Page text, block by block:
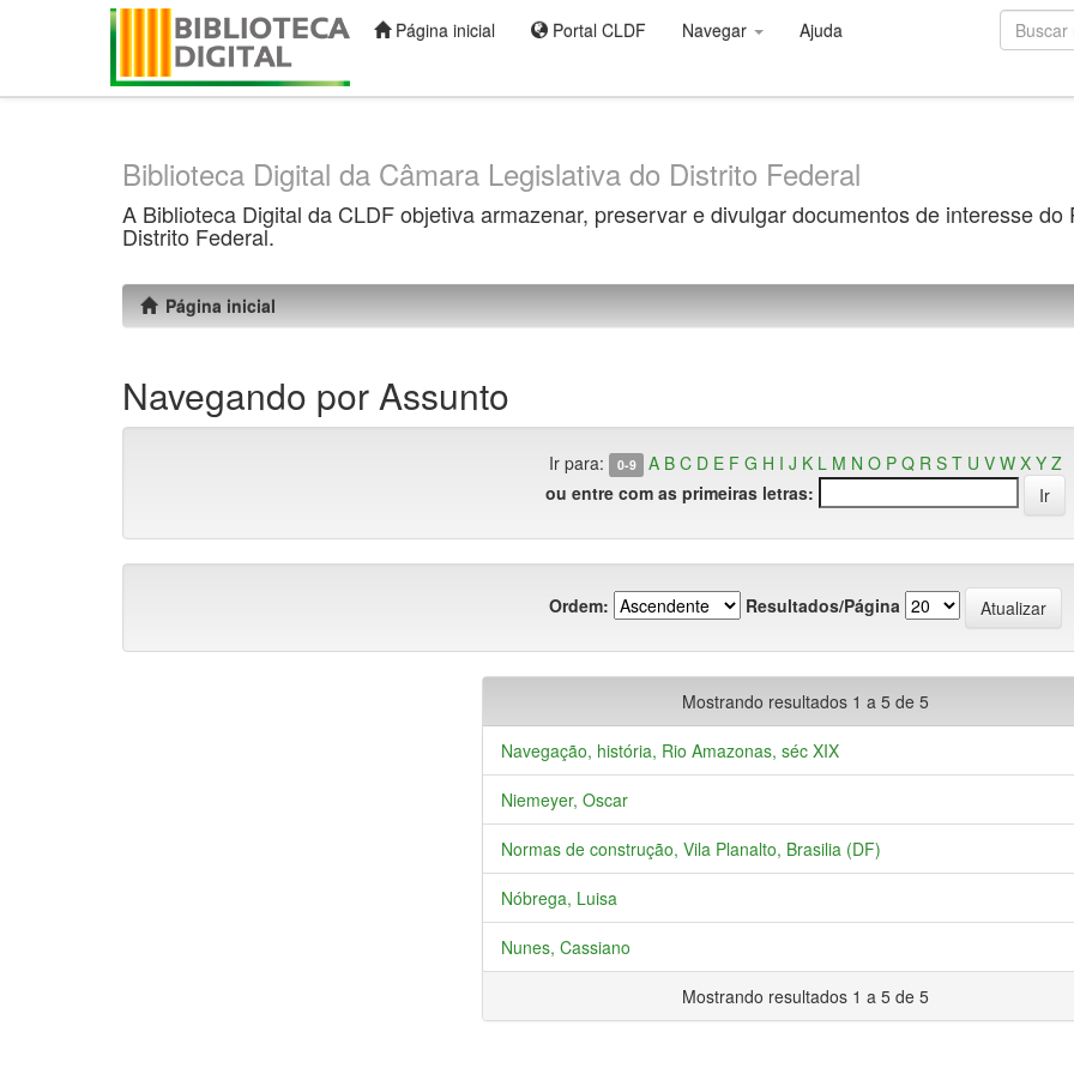
Página inicial Portal CLDF Navegar Ajuda
Biblioteca Digital da Câmara Legislativa do Distrito Federal
A Biblioteca Digital da CLDF objetiva armazenar, preservar e divulgar documentos de interesse
Distrito Federal.
Página inicial
Navegando por Assunto
Ir para: 0-9 A B C D E F G H I J K L M N O P Q R S T U V W X Y Z
ou entre com as primeiras letras:
Ordem: Resultados/Página
Mostrando resultados 1 a 5 de 5
Navegação, história, Rio Amazonas, séc XIX
Niemeyer, Oscar
Normas de construção, Vila Planalto, Brasilia (DF)
Nóbrega, Luisa
Nunes, Cassiano
Mostrando resultados 1 a 5 de 5